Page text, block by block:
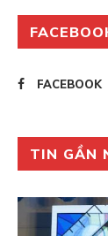
FACEBOOK
TIN GẦN